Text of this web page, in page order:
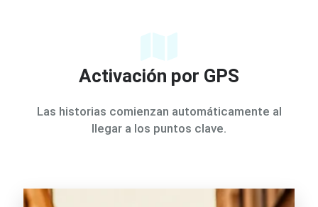
Activación por GPS
Las historias comienzan automáticamente al
llegar a los puntos clave.